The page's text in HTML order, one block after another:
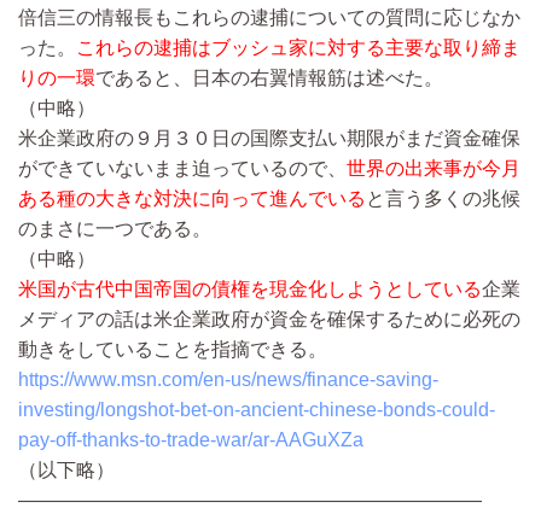
倍信三の情報長もこれらの逮捕についての質問に応じなか
った。
これらの逮捕はブッシュ家に対する主要な取り締ま
りの一環であると、日本の右翼情報筋は述べた。
（中略）
米企業政府の９月３０日の国際支払い期限がまだ資金確保
ができていないまま迫っているので、 世界の出来事が今月
ある種の大きな対決に向って進んでいる と言う多くの兆候
のまさに一つである。
（中略）
米国が古代中国帝国の債権を現金化しようとしている企業
メディアの話は米企業政府が資金を確保するために必死の
動きをしていることを指摘できる。
https://www.msn.com/en-us/news/finance-saving-
investing/longshot-bet-on-ancient-chinese-bonds-could-
pay-off-thanks-to-trade-war/ar-AAGuXZa
（以下略）
————————————————————————